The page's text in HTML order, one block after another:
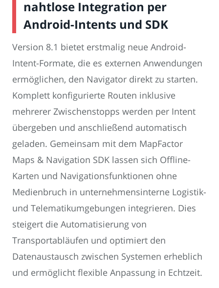
nahtlose Integration per
Android-Intents und SDK
Version 8.1 bietet erstmalig neue Android-
Intent-Formate, die es externen Anwendungen
ermöglichen, den Navigator direkt zu starten.
Komplett konfigurierte Routen inklusive
mehrerer Zwischenstopps werden per Intent
übergeben und anschließend automatisch
geladen. Gemeinsam mit dem MapFactor
Maps & Navigation SDK lassen sich Offline-
Karten und Navigationsfunktionen ohne
Medienbruch in unternehmensinterne Logistik-
und Telematikumgebungen integrieren. Dies
steigert die Automatisierung von
Transportabläufen und optimiert den
Datenaustausch zwischen Systemen erheblich
und ermöglicht flexible Anpassung in Echtzeit.